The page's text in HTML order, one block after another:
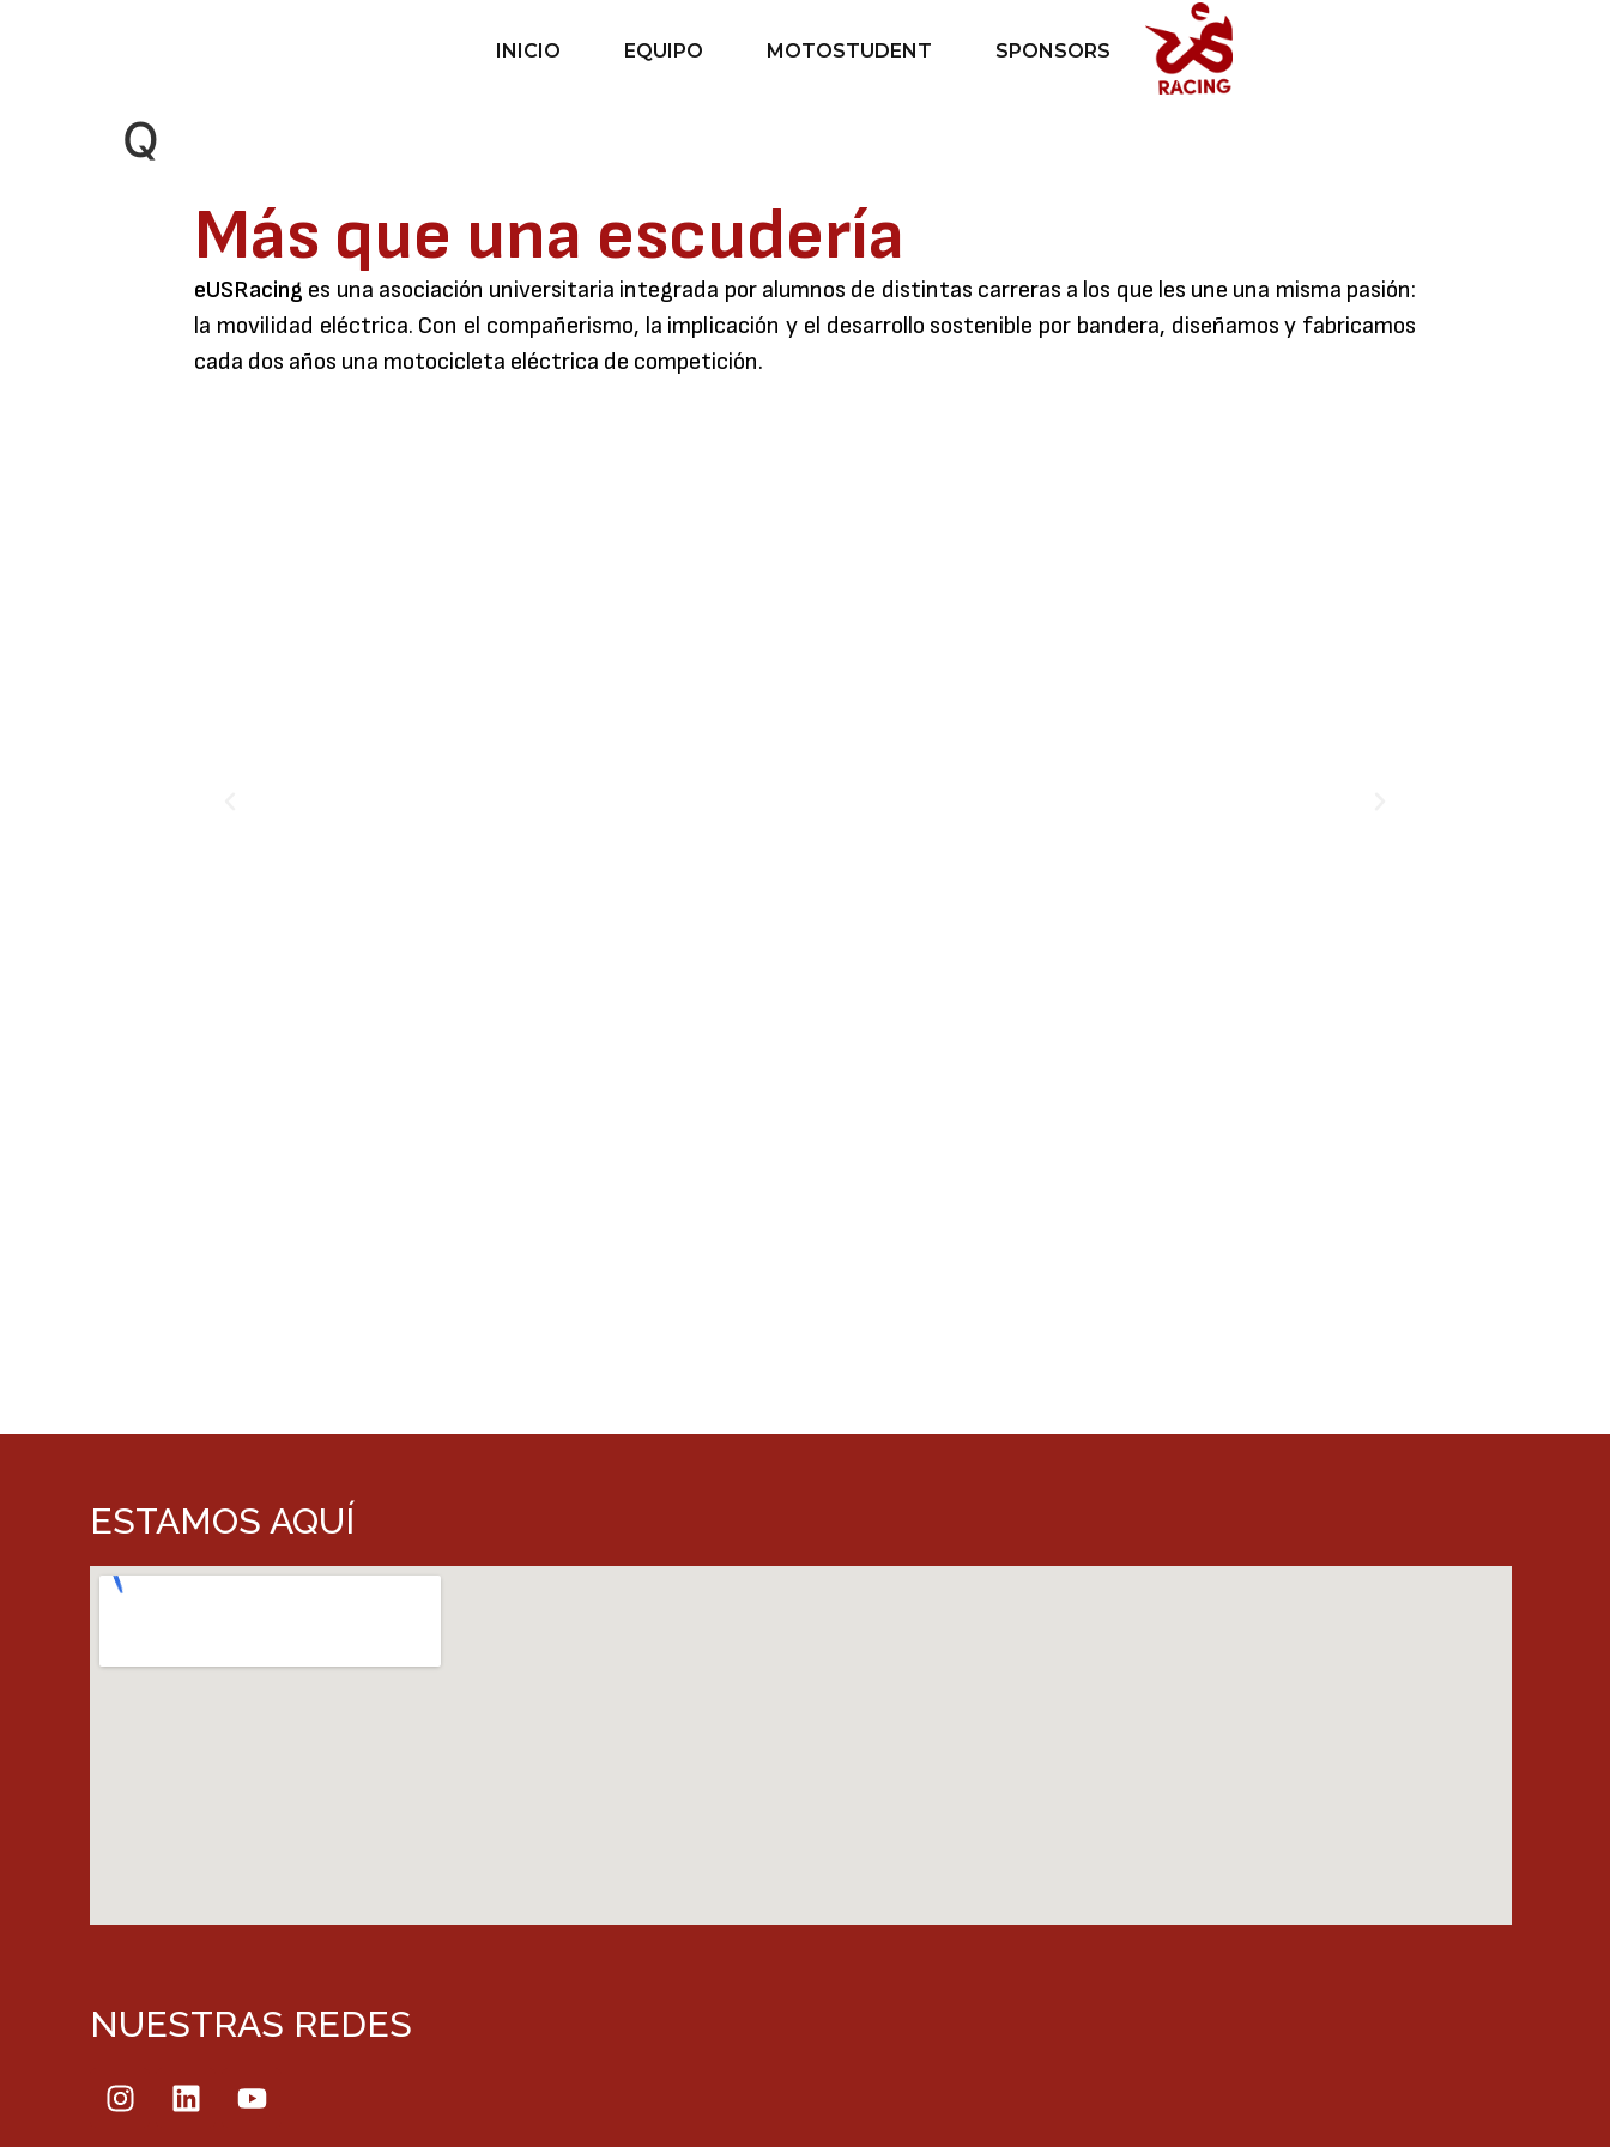
INICIO EQUIPO MOTOSTUDENT SPONSORS
Q
Más que una escudería
eUSRacing es una asociación universitaria integrada por alumnos de distintas carreras a los que les une una misma pasión:
la movilidad eléctrica. Con el compañerismo, la implicación y el desarrollo sostenible por bandera, diseñamos y fabricamos
cada dos años una motocicleta eléctrica de competición.
ESTAMOS AQUÍ
NUESTRAS REDES